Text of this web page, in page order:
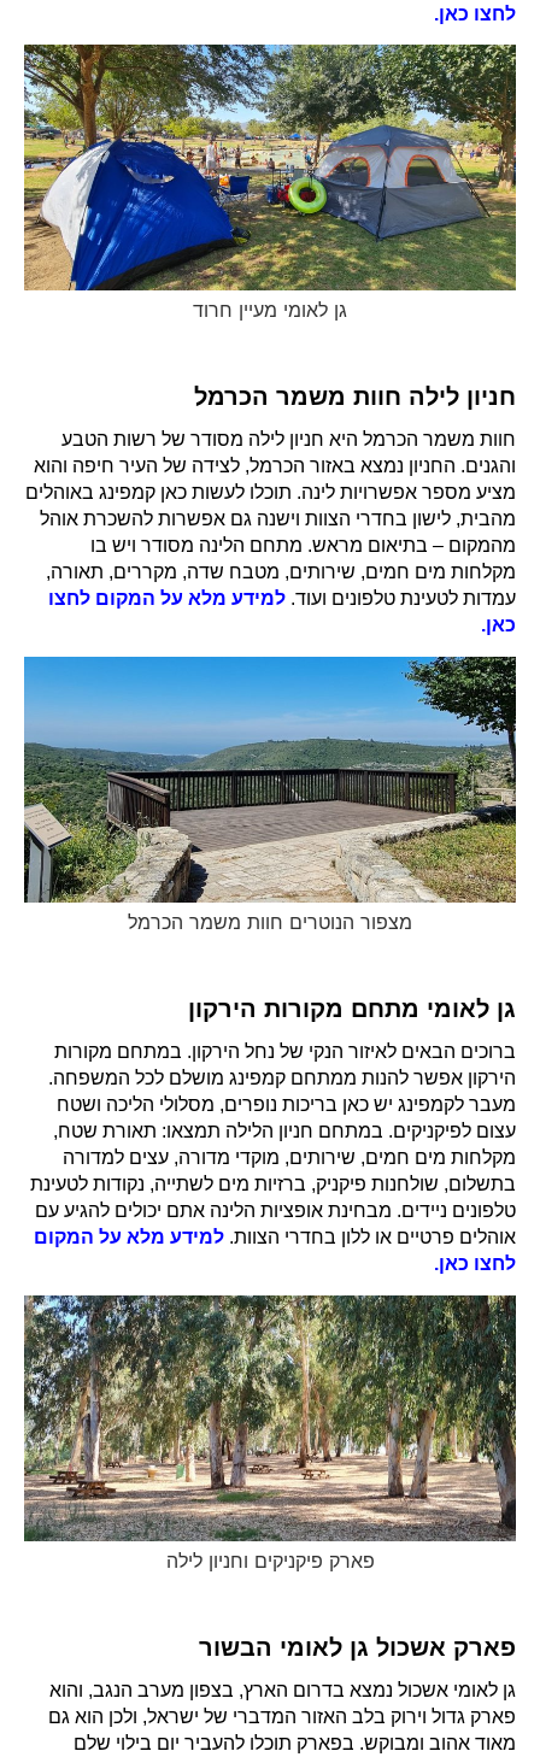
לחצו כאן.
גן לאומי מעיין חרוד
חניון לילה חוות משמר הכרמל
חוות משמר הכרמל היא חניון לילה מסודר של רשות הטבע
והגנים. החניון נמצא באזור הכרמל, לצידה של העיר חיפה והוא
מציע מספר אפשרויות לינה. תוכלו לעשות כאן קמפינג באוהלים
מהבית, לישון בחדרי הצוות וישנה גם אפשרות להשכרת אוהל
מהמקום – בתיאום מראש. מתחם הלינה מסודר ויש בו
מקלחות מים חמים, שירותים, מטבח שדה, מקררים, תאורה,
עמדות לטעינת טלפונים ועוד. למידע מלא על המקום לחצו
כאן.
מצפור הנוטרים חוות משמר הכרמל
גן לאומי מתחם מקורות הירקון
ברוכים הבאים לאיזור הנקי של נחל הירקון. במתחם מקורות
הירקון אפשר להנות ממתחם קמפינג מושלם לכל המשפחה.
מעבר לקמפינג יש כאן בריכות נופרים, מסלולי הליכה ושטח
עצום לפיקניקים. במתחם חניון הלילה תמצאו: תאורת שטח,
מקלחות מים חמים, שירותים, מוקדי מדורה, עצים למדורה
בתשלום, שולחנות פיקניק, ברזיות מים לשתייה, נקודות לטעינת
טלפונים ניידים. מבחינת אופציות הלינה אתם יכולים להגיע עם
אוהלים פרטיים או ללון בחדרי הצוות. למידע מלא על המקום
לחצו כאן.
פארק פיקניקים וחניון לילה
פארק אשכול גן לאומי הבשור
גן לאומי אשכול נמצא בדרום הארץ, בצפון מערב הנגב, והוא
פארק גדול וירוק בלב האזור המדברי של ישראל, ולכן הוא גם
מאוד אהוב ומבוקש. בפארק תוכלו להעביר יום בילוי שלם